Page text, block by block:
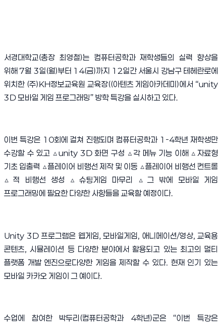
서경대학교(총장 최영철)는 컴퓨터공학과 재학생들의 실력 향상을
위해7월 3일(월)부터 14(금)까지 12일간 서울시 강남구 테헤란로에
위치한 (주)KH정보교육원 교육장((아텐츠 게임아카데미)에서 “unity
3D 모바일 게임 프로그래밍” 방학 특강을 실시하고 있다.
이번 특강은 10회에 걸쳐 진행되며 컴퓨터공학과 1-4학년 재학생만
수강할 수 있고 △unity 3D화면 구성 △ 각 메뉴 기능 이해 △자료형
기초 입출력 △플레이어 비행선 제작 및 이동 △플레이어 비행선 컨트롤
△적 비행선 생성 △ 슈팅게임 마무리 △ 그 밖에 모바일 게임
프로그래밍에 필요한 다양한 사항들을 교육할 예정이다.
Unity 3D 프로그램은 웹게임, 모바일게임, 애니메이션/영상, 교육용
콘텐츠,시뮬레이션 등 다양한 분야에서 활용되고 있는 최고의 멀티
플랫폼 개발 엔진으로다양한 게임을 제작할 수 있다. 현재 인기 있는
모바일 카카오 게임이 그 예이다.
수업에 참여한 박두리 (컴퓨터공학과 4학년)군은 “이번 특강은